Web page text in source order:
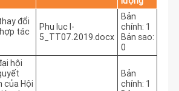
đổi
tác
Phu luc I-
5_TT07.2019.docx
Bản
chính: 1
Bản sao:
0
hội
của Hội
Bản
chính: 1